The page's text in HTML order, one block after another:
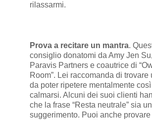
rilassarmi.
Prova a recitare un mantra.
consiglio donatomi da Amy Jen
Paravis Partners e coautrice di
Room”. Lei raccomanda di trovare
da poter ripetere mentalmente così
calmarsi. Alcuni dei suoi clienti
che la frase “Resta neutrale” sia
suggerimento. Puoi anche provare